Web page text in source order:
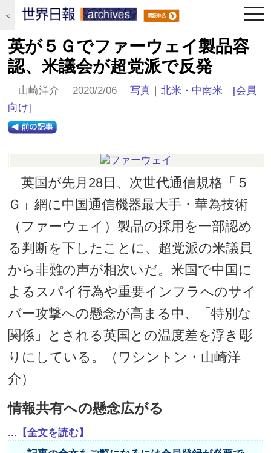
＜
英が５Ｇでファーウェイ製品容
認、米議会が超党派で反発
山崎洋介 2020/2/06写真 ｜北米・中南米
[会員
向け]
英国が先月28日、次世代通信規格「５
Ｇ」網に中国通信機器最大手・華為技術
（ファーウェイ）製品の採用を一部認め
る判断を下したことに、超党派の米議員
から非難の声が相次いだ。米国で中国に
よるスパイ行為や重要インフラへのサイ
バー攻撃への懸念が高まる中、「特別な
関係」とされる英国との温度差を浮き彫
りにしている。（ワシントン・山崎洋
介）
情報共有への懸念広がる
...【全文を読む】